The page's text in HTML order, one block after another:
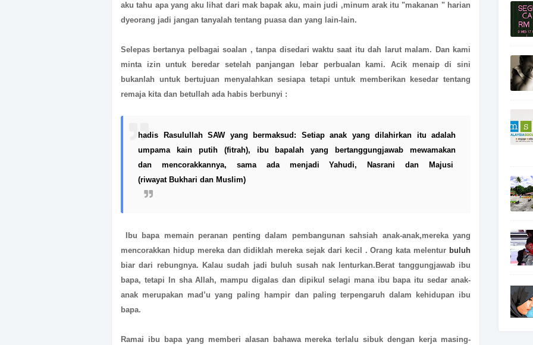
aku tahu apa yang aku lihat dari mak bapak aku, main judi ,minum arak itu "makanan " harian
dyeorang jadi jangan tanyalah tentang puasa dan yang lain-lain.
Selepas bertanya pelbagai soalan , tanpa disedari waktu saat itu dah larut malam. Dan kami
minta izin untuk beredar setelah panjangan lebar perbualan kami. Acik menaip di sini
bukanlah untuk bertujuan menyalahkan sesiapa tetapi untuk memberikan kesedar tentang
remaja kita dan betullah ada habis berbunyi :
hadis Rasulullah SAW yang bermaksud: Setiap anak yang dilahirkan itu adalah
umpama
kain putih (fitrah), ibu bapalah yang
bertanggungjawab mewamakan
dan mencorakkannya, sama ada menjadiYahudi, Nasrani dan Majusi
(riwayat Bukhari dan Muslim)
Ibu bapa memain peranan penting dalam pembangunan sahsiah anak-anak,mereka yang
mencorakkan hidup mereka dan didiklah mereka sejak dari kecil . Orang kata melentur buluh
biar dari rebungnya. Kalau sudah jadi buluh susah nak lenturkan. Berat tanggungjawab ibu
bapa, tetapi In sha Allah, mampu digalas dan dipikul selagi mana ibu bapa itu sedar anak-
anak merupakan mad’u yang paling hampir dan paling terpengaruh dalam kehidupan ibu
bapa.
Ramai ibu bapa yang memberi alasan bahawa mereka terlalu sibuk dengan kerja masing-